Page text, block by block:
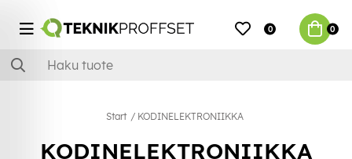
0 0
Start KODINELEKTRONIIKKA
KODINELEKTRONIIKKA